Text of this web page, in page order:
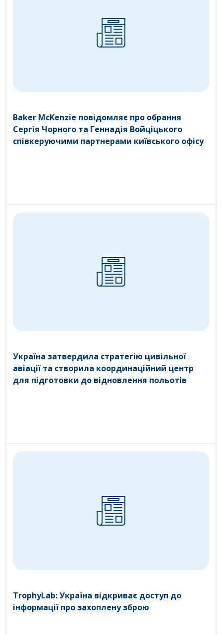
Baker McKenzie повідомляє про обрання
Сергія Чорного та Геннадія Войціцького
співкеруючими партнерами київського офісу
Україна затвердила стратегію цивільної
авіації та створила координаційний центр
для підготовки до відновлення польотів
TrophyLab: Україна відкриває доступ до
інформації про захоплену зброю